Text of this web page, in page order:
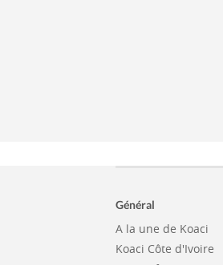
Général
A la une de Koaci
Koaci Côte d'Ivoire